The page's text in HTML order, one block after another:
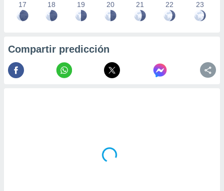
17 18 19 20 21 22 23
Compartir predicción